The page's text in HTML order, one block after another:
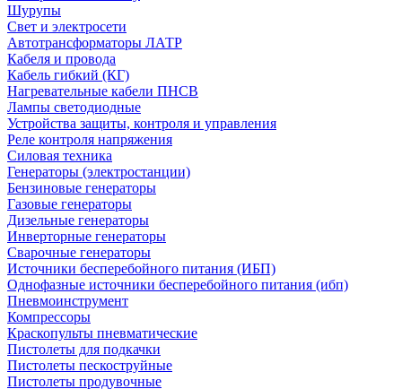
Шурупы
Свет и электросети
Автотрансформаторы ЛАТР
Кабеля и провода
Кабель гибкий (КГ)
Нагревательные кабели ПНСВ
Лампы светодиодные
Устройства защиты, контроля и управления
Реле контроля напряжения
Силовая техника
Генераторы (электростанции)
Бензиновые генераторы
Газовые генераторы
Дизельные генераторы
Инверторные генераторы
Сварочные генераторы
Источники бесперебойного питания (ИБП)
Однофазные источники бесперебойного питания (ибп)
Пневмоинструмент
Компрессоры
Краскопульты пневматические
Пистолеты для подкачки
Пистолеты пескоструйные
Пистолеты продувочные